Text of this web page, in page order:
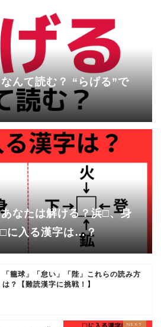
なんて読む？ “らげる”で
なたは解ける？浜□、身
入る漢字は…？
「籠球」「怠い」「陛」これらの読み方
は？【難読漢字に挑戦！】